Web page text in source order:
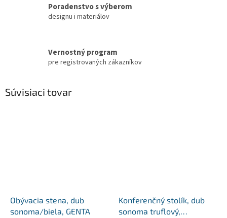
Poradenstvo s výberom
designu i materiálov
Vernostný program
pre registrovaných zákazníkov
Súvisiaci tovar
Obývacia stena, dub
sonoma/biela, GENTA
Konferenčný stolík, dub
sonoma truflový,